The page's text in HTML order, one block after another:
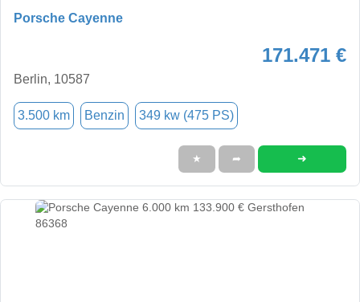
Porsche Cayenne
171.471 €
Berlin, 10587
3.500 km Benzin 349 kw (475 PS)
★ ➦ ➜